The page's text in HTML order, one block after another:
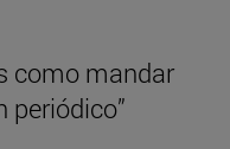
como mandar
periódico”